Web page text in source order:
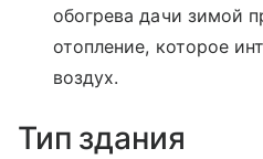
обогрева дачи зимой
отопление, которое
воздух.
Тип здания